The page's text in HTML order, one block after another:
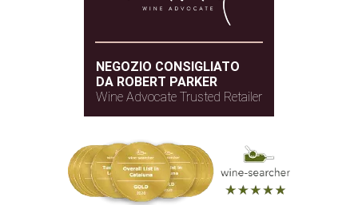
NEGOZIO CONSIGLIATO
DA ROBERT PARKER
Wine Advocate Trusted Retailer